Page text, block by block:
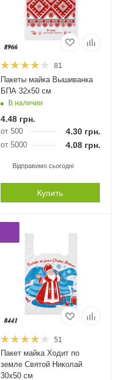
81
Пакеты майка Вышиванка
БПА 32х50 см
В наличии
4.48грн.
от 500 4.30 грн.
от 5000 4.08 грн.
Відправимо сьогодні
Купить
51
Пакет майка Ходит по
земле Святой Николай
30х50 см